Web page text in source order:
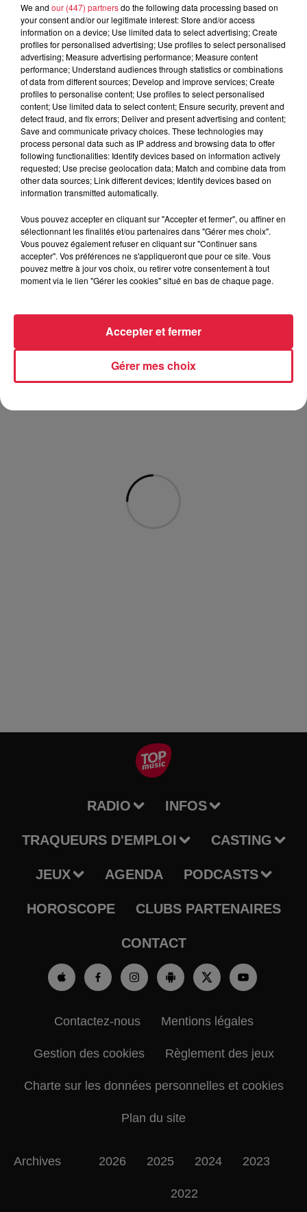
Gagnez 1 an de café Sati !
RADIO INFOS
TRAQUEURS D'EMPLOI CASTING
JEUX AGENDA PODCASTS
HOROSCOPE CLUBS PARTENAIRES
CONTACT
Contactez-nous Mentions légales
Gestion des cookies Règlement des jeux
Charte sur les données personnelles et cookies
Plan du site
Archives 2026 2025 2024 2023
2022
We and our (447) partnersdo the following data processing based on
your consent and/or our legitimate interest: Store and/or access
information on a device; Use limited data to select advertising; Create
profiles for personalised advertising; Use profiles to select personalised
advertising; Measure advertising performance; Measure content
performance; Understand audiences through statistics or combinations
of data from different sources; Develop and improve services; Create
profiles to personalise content; Use profiles to select personalised
content; Use limited data to select content; Ensure security, prevent and
detect fraud, and fix errors; Deliver and present advertising and content;
Save and communicate privacy choices. These technologies may
process personal data such as IP address and browsing data to offer
following functionalities: Identify devices based on information actively
requested; Use precise geolocation data; Match and combine data from
other data sources; Link different devices; Identify devices based on
information transmitted automatically.
Vous pouvez accepter en cliquant sur "Accepter et fermer", ou affiner en
sélectionnant les finalités et/ou partenaires dans "Gérer mes choix".
Vous pouvez également refuser en cliquant sur "Continuer sans
accepter". Vos préférences ne s'appliqueront que pour ce site. Vous
pouvez mettre à jour vos choix, ou retirer votre consentement à tout
moment via le lien "Gérer les cookies" situé en bas de chaque page.
Gérer mes choix
Accepter et fermer